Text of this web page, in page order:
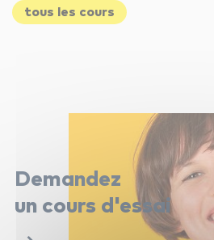
tous les cours
Demandez
un cours d'essai